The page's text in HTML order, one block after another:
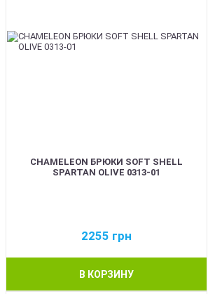
CHAMELEON БРЮКИ SOFT SHELL
SPARTAN OLIVE 0313-01
2255 грн
В КОРЗИНУ